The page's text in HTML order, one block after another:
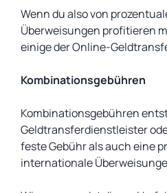
Wenn du also von
Überweisungen profitieren
einige der Online-
Kombinationsgebühren
Kombinationsgebühren
Geldtransferdienstleister
feste Gebühr als auch eine
internationale